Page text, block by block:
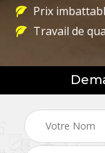
Prix
Travail de